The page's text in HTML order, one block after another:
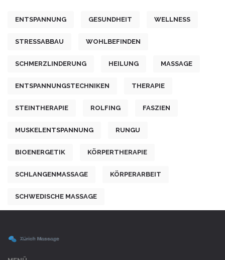
ENTSPANNUNG GESUNDHEIT WELLNESS
STRESSABBAU WOHLBEFINDEN
SCHMERZLINDERUNG HEILUNG MASSAGE
ENTSPANNUNGSTECHNIKEN THERAPIE
STEINTHERAPIE ROLFING FASZIEN
MUSKELENTSPANNUNG RUNGU
BIOENERGETIK KÖRPERTHERAPIE
SCHLANGENMASSAGE KÖRPERARBEIT
SCHWEDISCHE MASSAGE